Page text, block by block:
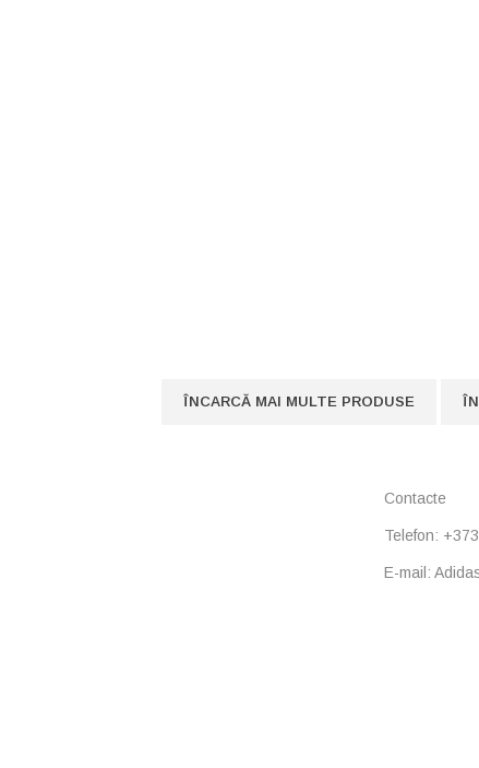
ÎNCARCĂ MAI MULTE PRODUSE
Contacte
Telefon:
E-mail: